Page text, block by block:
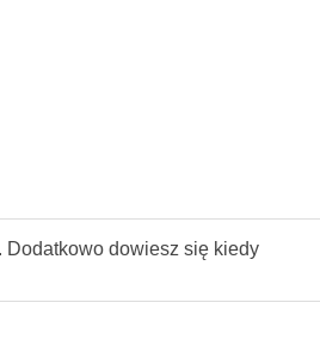
Dodatkowo dowiesz się kiedy